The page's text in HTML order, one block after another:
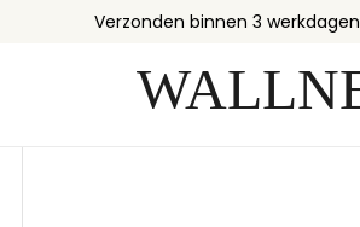
Verzonden binnen 3 werkdagen